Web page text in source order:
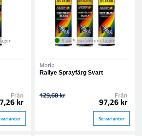
Från
kr
varianter
5 av 5 varianter i lager
Motip
Rallye Sprayfärg Svart
129,68 kr Från
97,26 kr
Se varianter